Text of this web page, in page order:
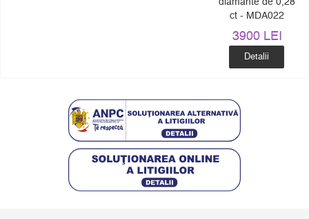
3900 LEI
Detalii